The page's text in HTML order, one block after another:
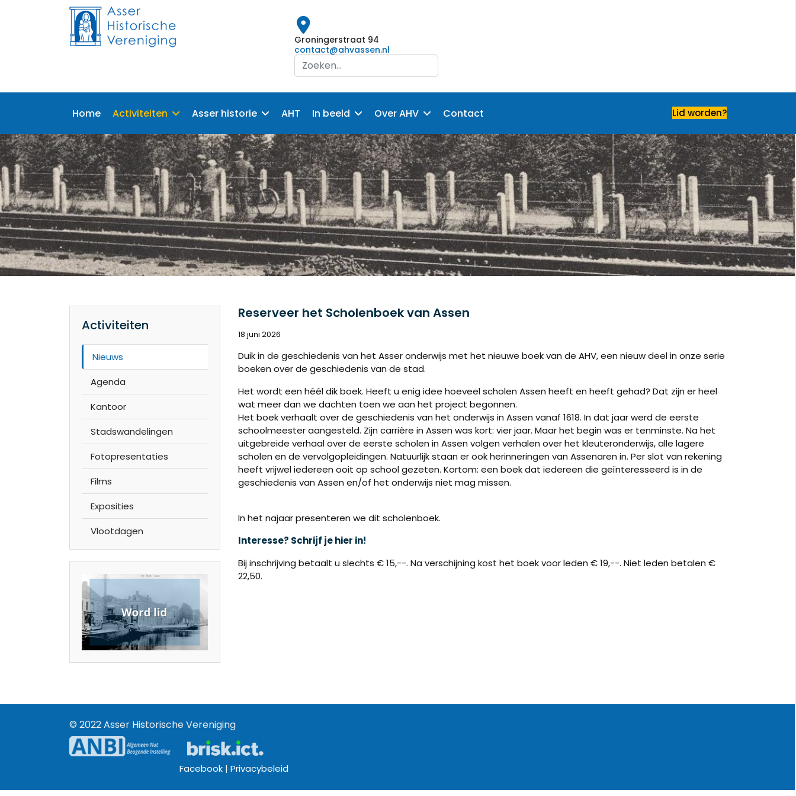
Groningerstraat 94
contact@ahvassen.nl
Search
...
Home Activiteiten Asser historie AHT In beeld Over AHV Contact Lid worden?
Activiteiten
Nieuws
Agenda
Kantoor
Stadswandelingen
Fotopresentaties
Films
Exposities
Vlootdagen
Reserveer het Scholenboek van Assen
18 juni 2026
Duik in de geschiedenis van het Asser onderwijs met het nieuwe boek van de AHV, een nieuw deel in onze serie
boeken over de geschiedenis van de stad.
Het wordt een héél dik boek. Heeft u enig idee hoeveel scholen Assen heeft en heeft gehad? Dat zijn er heel
wat meer dan we dachten toen we aan het project begonnen.
Het boek verhaalt over de geschiedenis van het onderwijs in Assen vanaf 1618. In dat jaar werd de eerste
schoolmeester aangesteld. Zijn carrière in Assen was kort: vier jaar. Maar het begin was er tenminste. Na het
uitgebreide verhaal over de eerste scholen in Assen volgen verhalen over het kleuteronderwijs, alle lagere
scholen en de vervolgopleidingen. Natuurlijk staan er ook herinneringen van Assenaren in. Per slot van rekening
heeft vrijwel iedereen ooit op school gezeten. Kortom: een boek dat iedereen die geïnteresseerd is in de
geschiedenis van Assen en/of het onderwijs niet mag missen.
In het najaar presenteren we dit scholenboek.
Interesse? Schrijf je hier in!
Bij inschrijving betaalt u slechts € 15,--. Na verschijning kost het boek voor leden € 19,--. Niet leden betalen €
22,50.
© 2022 Asser Historische Vereniging
Facebook | Privacybeleid